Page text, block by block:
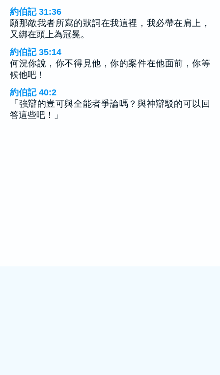
約伯記 31:36
願那敵我者所寫的狀詞在我這裡，我必帶在肩上，
又綁在頭上為冠冕。
約伯記 35:14
何況你說，你不得見他，你的案件在他面前，你等
候他吧！
約伯記 40:2
「強辯的豈可與全能者爭論嗎？與神辯駁的可以回
答這些吧！」